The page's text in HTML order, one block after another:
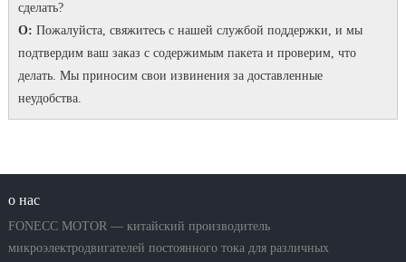
сделать?
О: Пожалуйста, свяжитесь с нашей службой поддержки, и мы
подтвердим ваш заказ с содержимым пакета и проверим, что
делать. Мы приносим свои извинения за доставленные
неудобства.
о нас
FONECC MOTOR — китайский производитель
микроэлектродвигателей постоянного тока для различных